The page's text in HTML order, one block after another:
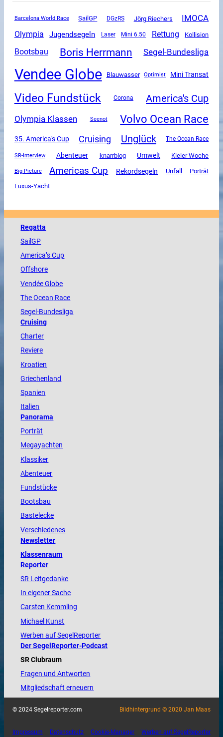
Barcelona World Race SailGP DGzRS Jörg Riechers
IMOCA
Olympia
Jugendsegeln Laser Mini 6.50 Rettung Kollision
Bootsbau Boris Herrmann Segel-Bundesliga
Vendee Globe Blauwasser Optimist Mini Transat
Video Fundstück Corona America's Cup
Olympia Klassen Seenot Volvo Ocean Race
35. America's Cup Cruising Unglück The Ocean Race
SR-Interview Abenteuer knarrblog Umwelt Kieler Woche
Big Picture Americas Cup Rekordsegeln Unfall
Porträt
Luxus-Yacht
Regatta
SailGP
America’s Cup
Offshore
VendéeGlobe
TheOcean Race
Segel-Bundesliga
Cruising
Charter
Reviere
Kroatien
Griechenland
Spanien
Italien
Panorama
Porträt
Megayachten
Klassiker
Abenteuer
Fundstücke
Bootsbau
Bastelecke
Verschiedenes
Newsletter
Klassenraum
Reporter
SR Leitgedanke
In eigener Sache
Carsten Kemmling
Michael Kunst
Werben auf SegelReporter
Der SegelReporter-Podcast
SR Clubraum
Fragen und Antworten
Mitgliedschaft erneuern
© 2024 Segelreporter.com Bildhintergrund © 2020 Jan Maas
Impressum Datenschutz Cookie-Manager Werben auf SegelReporter